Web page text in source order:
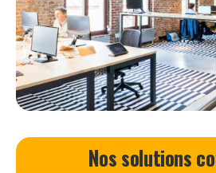
Nos solutions